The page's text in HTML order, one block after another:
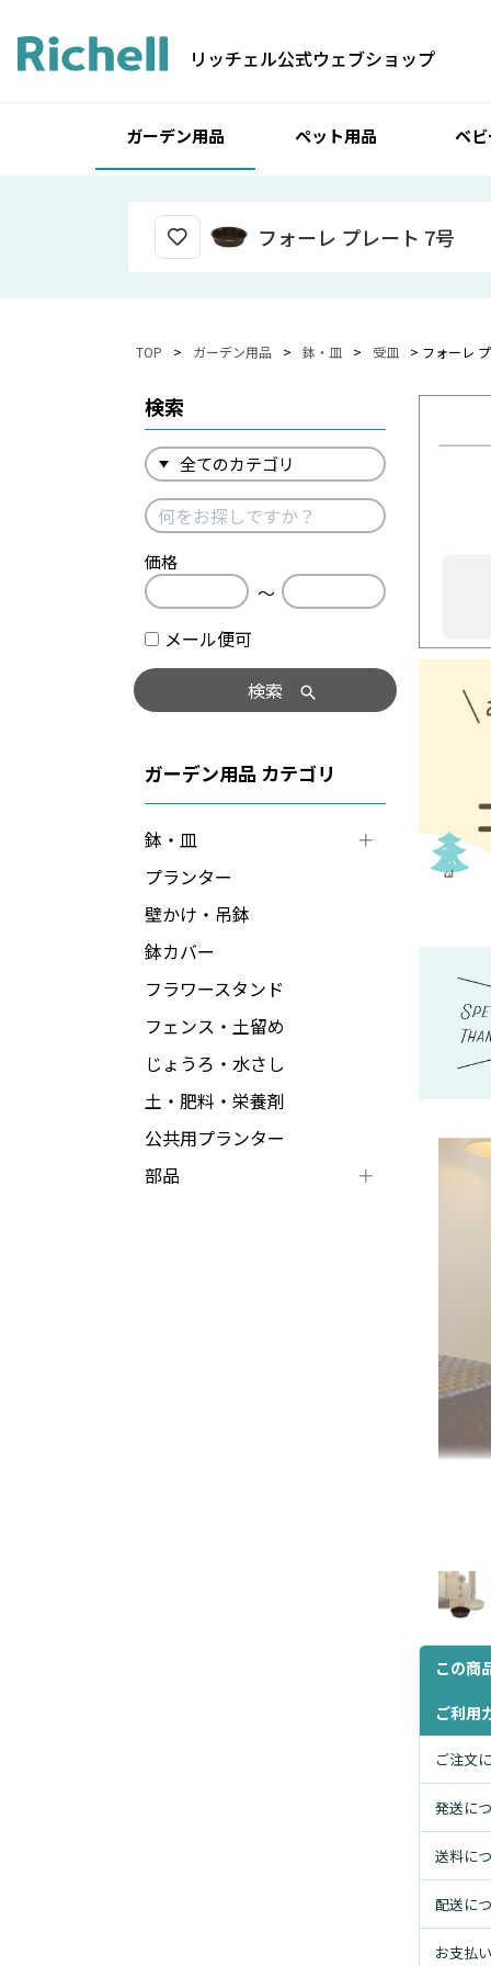
リッチェル公式ウェブショップ
ガーデン用品 ペット用品 ベ
フォーレ プレート 7号
TOP ガーデン用品 鉢・皿 受皿 フォーレ
検索
価格
〜
メール便可
検索
ガーデン用品
鉢・皿
プランター
壁かけ・吊鉢
鉢カバー
フラワースタンド
フェンス・土留め
じょうろ・水さし
土・肥料・栄養剤
公共用プランター
部品
この商
ご利用
ご注文
発送に
送料に
配送に
お支払